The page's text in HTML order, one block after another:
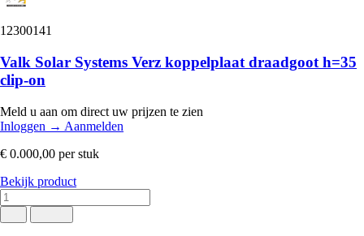
12300141
Valk Solar Systems Verz koppelplaat draadgoot h=35
clip-on
Meld u aan om direct uw prijzen te zien
Inloggen → Aanmelden
€ 0.000,00 per stuk
Bekijk product